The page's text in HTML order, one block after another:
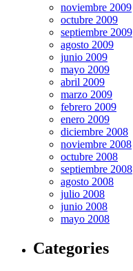
noviembre 2009
octubre 2009
septiembre 2009
agosto 2009
junio 2009
mayo 2009
abril 2009
marzo 2009
febrero 2009
enero 2009
diciembre 2008
noviembre 2008
octubre 2008
septiembre 2008
agosto 2008
julio 2008
junio 2008
mayo 2008
Categories